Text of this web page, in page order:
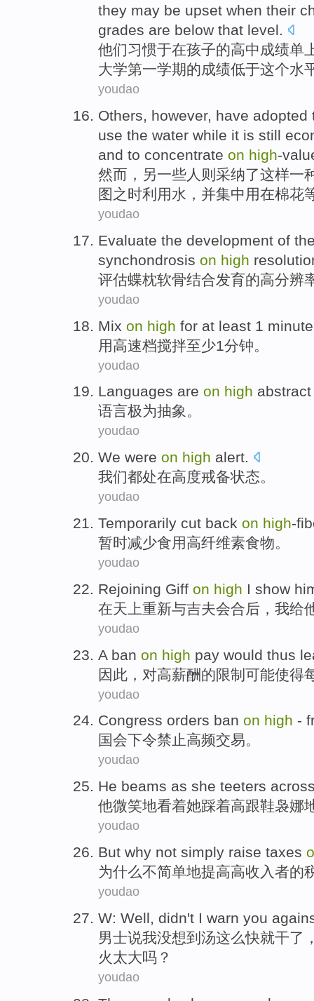
they may be upset when their
grades are below that level.
他们习惯于在孩子的高中成绩单
大学第一学期的成绩低于这个水
youdao
Others, however, have adopted
use the water while it is still
and to concentrate on high-
然而 ， 另一些人则 采纳了这样一
图 之时利用水 ， 并集中用在棉花
youdao
Evaluate the development of
synchondrosis on high
评估蝶枕软骨结合发育的高分辨
youdao
Mix on high for at least 1 minute
用高速档搅拌至少1分钟 。
youdao
Languages are on high
语言极为抽象。
youdao
We were on high alert.
我们都处在高度戒备状态。
youdao
Temporarily cut back on high-
暂时减少食用高纤维素食物。
youdao
Rejoining Giff on high I show
在天上重新与吉夫会合后， 我给
youdao
A ban on high pay would thus
因此 ， 对高薪酬的限制可能使得
youdao
Congress orders ban on high -
国会下令禁止高频交易。
youdao
He beams as she teeters
他微笑地看着她踩着高跟鞋袅娜
youdao
But why not simply raise taxes
为什么不简单地提高高收入者的
youdao
W: Well, didn't I warn you
男士说我没想到 汤这么快就干了
火太大吗？
youdao